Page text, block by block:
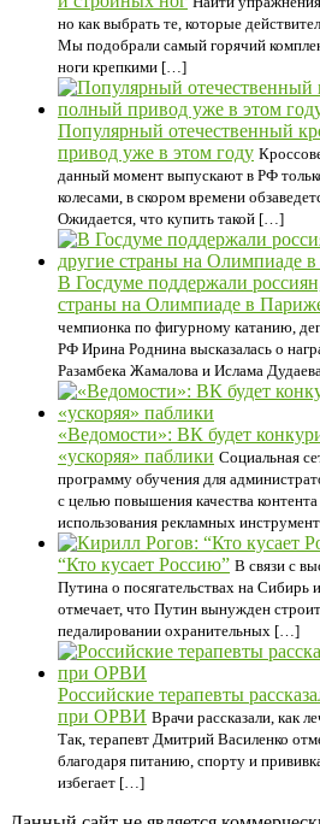
но как выбрать те, которые
Мы подобрали самый горячий
ноги крепкими […]
Популярный отечественный
привод уже в этом году
данный момент выпускают в РФ
колесами, в скором времени
Ожидается, что купить такой […]
В Госдуме поддержали
страны на Олимпиаде в
чемпионка по фигурному катанию,
РФ Ирина Роднина высказалась о
Разамбека Жамалова и Ислама
«Ведомости»: ВК будет
«ускоряя» паблики Социальная
программу обучения для
с целью повышения качества
использования рекламных
“Кто кусает Россию” В связи с
Путина о посягательствах на Сибирь
отмечает, что Путин вынужден
педалировании охранительных […]
Российские терапевты
при ОРВИ Врачи рассказали, как
Так, терапевт Дмитрий Василенко
благодаря питанию, спорту и
избегает […]